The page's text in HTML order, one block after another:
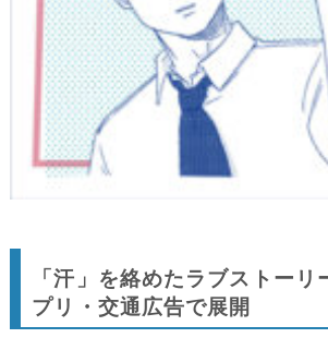
「汗」を絡めたラブストーリ
プリ・交通広告で展開